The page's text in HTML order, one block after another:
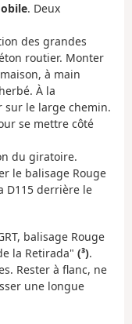
. Deux
des grandes
routier. Monter
à main
À la
le large chemin.
se mettre côté
du giratoire.
le balisage Rouge
D115 derrière le
balisage Rouge
la Retirada" (³).
Rester à flanc, ne
une longue